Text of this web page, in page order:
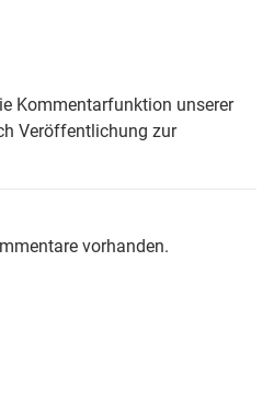
Kommentarfunktion unserer
Veröffentlichung zur
vorhanden.